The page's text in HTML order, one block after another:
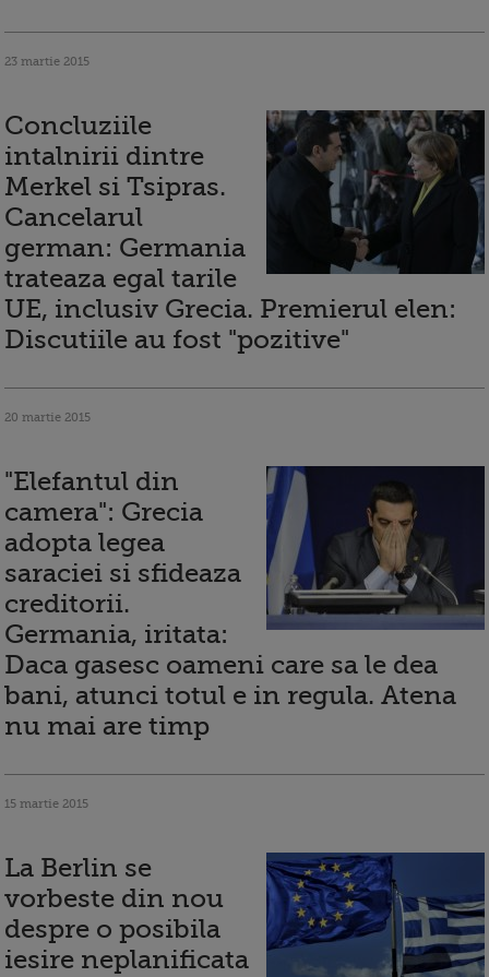
23 martie 2015
Concluziile
intalnirii dintre
Merkel si Tsipras.
Cancelarul
german: Germania
trateaza egal tarile
UE, inclusiv Grecia. Premierul elen:
Discutiile au fost "pozitive"
20 martie 2015
"Elefantul din
camera": Grecia
adopta legea
saraciei si sfideaza
creditorii.
Germania, iritata:
Daca gasesc oameni care sa le dea
bani, atunci totul e in regula. Atena
nu mai are timp
15 martie 2015
La Berlin se
vorbeste din nou
despre o posibila
iesire neplanificata